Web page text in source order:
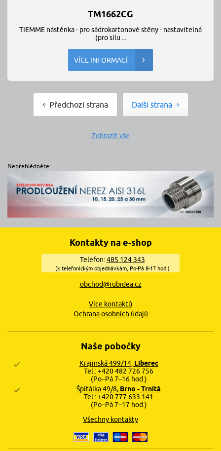
TM1662CG
TIEMME nástěnka - pro sádrokartonové stěny - nastavitelná
(pro sílu ...
VÍCE INFORMACÍ
Předchozí strana Další strana
Zobrazit vše
Nepřehlédněte:
Kontakty na e-shop
Telefon:485 124 343
(k telefonickým objednávkám, Po-Pá 8-17 hod.)
obchod@rubidea.cz
Více kontaktů
Ochrana osobních údajů
Naše pobočky
Krajinská 499/14, Liberec
Tel.: +420 482 726 756
(Po–Pá 7–16 hod.)
Špitálka 49/8, Brno - Trnitá
Tel.: +420 777 633 141
(Po–Pá 7–17 hod.)
Všechny kontakty